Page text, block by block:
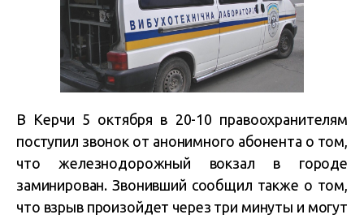
В Керчи 5 октября в 20-10 правоохранителям
поступил звонок от анонимного абонента о том,
что железнодорожный вокзал в городе
заминирован. Звонивший сообщил также о том,
что взрыв произойдет через три минуты и могут